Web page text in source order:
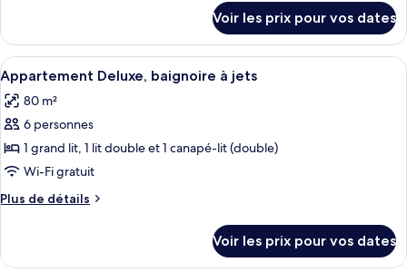
Appartement
Supérieur,
baignoire
à
jets
(Exterior)
le
type
de
chambre
Appartement
Supérieur,
à
jets
Voir les prix pour vos dates
Afficher
toutes
les
photos
pour
ce
type
de
Appartement
1 chambre, literie de qualité supérieure
10
Appartement Deluxe, baignoire à jets
80 m²
6 personnes
1 grand lit, 1 lit double et 1 canapé-lit (double)
Wi-Fi gratuit
Plus de détails
Plus
le
Voir les prix pour vos dates